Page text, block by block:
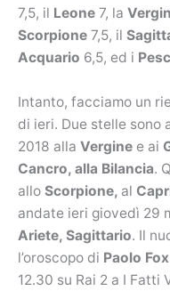
7,5, il Leone 7, la
Scorpione 7,5, il
Acquario 6,5, ed i
Intanto, facciamo un
di ieri. Due stelle sono
2018 alla Vergine e ai
Cancro, alla Bilancia.
allo Scorpione, al
andate ieri giovedì 29
Ariete, Sagittario. Il
l’oroscopo di Paolo Fox
12.30 su Rai 2 a I Fatti